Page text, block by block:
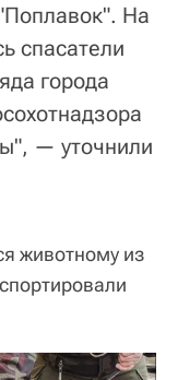
На
спасатели
города
— уточнили
животному из